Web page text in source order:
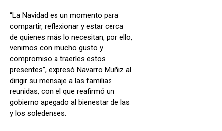
“La Navidad es un momento para
compartir, reflexionar y estar cerca
de quienes más lo necesitan, por ello,
venimos con mucho gusto y
compromiso a traerles estos
presentes”, expresó Navarro Muñiz al
dirigir su mensaje a las familias
reunidas, con el que reafirmó un
gobierno apegado al bienestar de las
y los soledenses.